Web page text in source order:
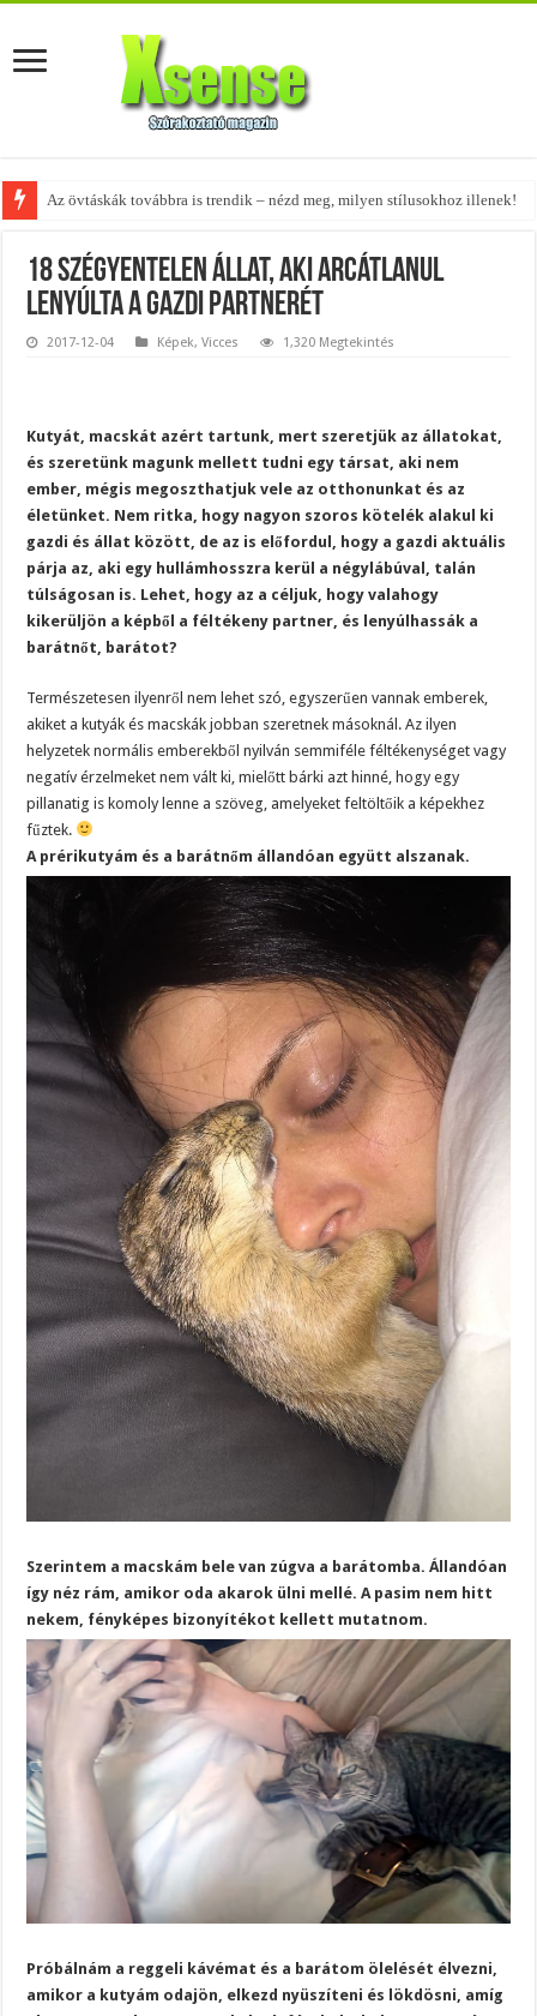
A tökéletes táskák férfiaknak – fedezd fel az 5 legjobb fazont!
18 szégyentelen állat, aki arcátlanul
lenyúlta a gazdi partnerét
2017-12-04 Képek,Vicces 1,320 Megtekintés
Kutyát, macskát azért tartunk, mert szeretjük az állatokat,
és szeretünk magunk mellett tudni egy társat, aki nem
ember, mégis megoszthatjuk vele az otthonunkat és az
életünket. Nem ritka, hogy nagyon szoros kötelék alakul ki
gazdi és állat között, de az is előfordul, hogy a gazdi aktuális
párja az, aki egy hullámhosszra kerül a négylábúval, talán
túlságosan is. Lehet, hogy az a céljuk, hogy valahogy
kikerüljön a képből a féltékeny partner, és lenyúlhassák a
barátnőt, barátot?
Természetesen ilyenről nem lehet szó, egyszerűen vannak emberek,
akiket a kutyák és macskák jobban szeretnek másoknál. Az ilyen
helyzetek normális emberekből nyilván semmiféle féltékenységet vagy
negatív érzelmeket nem vált ki, mielőtt bárki azt hinné, hogy egy
pillanatig is komoly lenne a szöveg, amelyeket feltöltőik a képekhez
fűztek.
A prérikutyám és a barátnőm állandóan együtt alszanak.
Szerintem a macskám bele van zúgva a barátomba. Állandóan
így néz rám, amikor oda akarok ülni mellé. A pasim nem hitt
nekem, fényképes bizonyítékot kellett mutatnom.
Próbálnám a reggeli kávémat és a barátom ölelését élvezni,
amikor a kutyám odajön, elkezd nyüszíteni és lökdösni, amíg